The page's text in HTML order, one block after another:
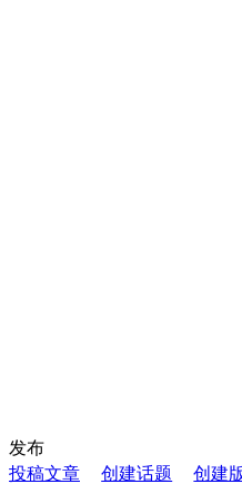
发布
投稿文章
创建话题 创建